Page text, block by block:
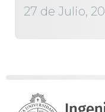
27 de Julio,